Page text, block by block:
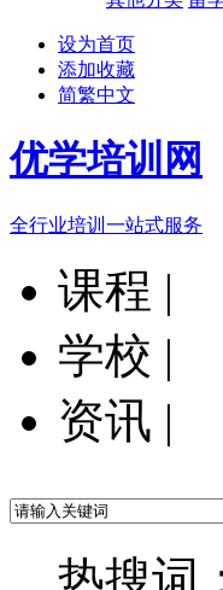
设为首页
添加收藏
简繁中文
优学培训网
全行业培训一站式服务
课程 |
学校 |
资讯 |
热搜词